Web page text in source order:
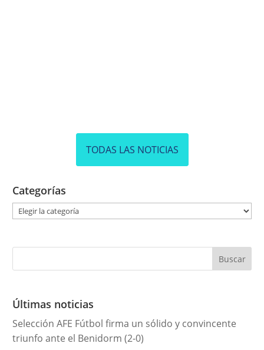
TODAS LAS NOTICIAS
Categorías
g
r
a
s
Últimas noticias
Selección AFE Fútbol firma un sólido y convincente
triunfo ante el Benidorm (2-0)